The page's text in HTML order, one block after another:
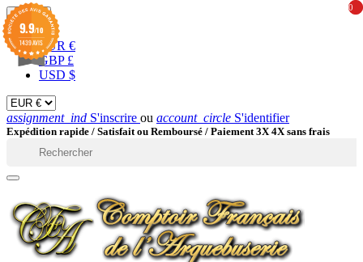
EUR 
EUR €
GBP £
USD $
assignment_ind S'inscrire ou account_circle S'identifier
Expédition rapide / Satisfait ou Remboursé / Paiement 3X 4X sans frais
0
0
9.9/10
1439 AVIS